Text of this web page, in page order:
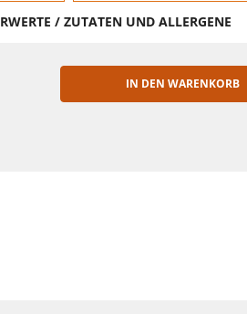
/ ZUTATEN UND ALLERGENE
IN DEN WARENKORB